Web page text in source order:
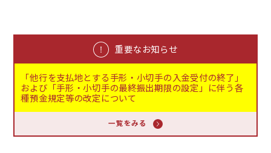
重要なお知らせ
【注意喚起】「サポート詐欺」にご注意下さい
「他行を支払地とする手形・小切手の入金受付の終了」
および「手形・小切手の最終振出期限の設定」に伴う各
種預金規定等の改定について
手形割引の受付終了について
一覧をみる